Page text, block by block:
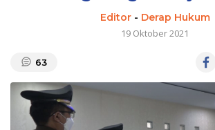
Editor- Derap Hukum
19 Oktober 2021
63